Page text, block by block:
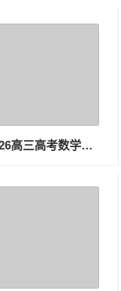
刘秋龙 2026高三高考数学一轮秋季班